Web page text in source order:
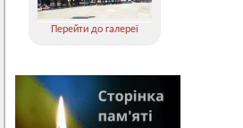
Перейти до галереї